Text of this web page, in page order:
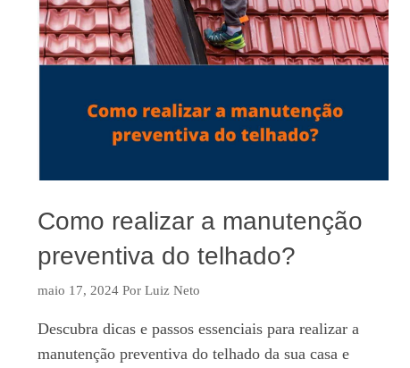
Como realizar a manutenção
preventiva do telhado?
maio 17, 2024 Por Luiz Neto
Descubra dicas e passos essenciais para realizar a
manutenção preventiva do telhado da sua casa e